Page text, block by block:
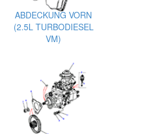
ABDECKUNG VORN
(2.5L TURBODIESEL
VM)